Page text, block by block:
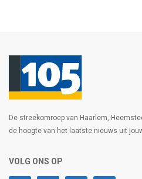
De streekomroep van Haarlem,
de hoogte van het laatste nieuws uit
VOLG ONS OP